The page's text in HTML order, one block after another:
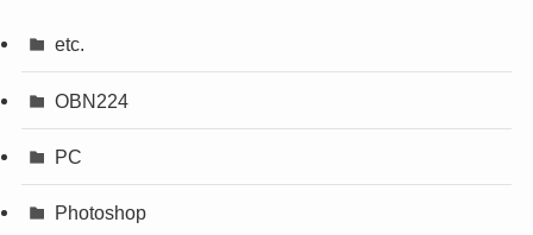
etc.
OBN224
PC
Photoshop